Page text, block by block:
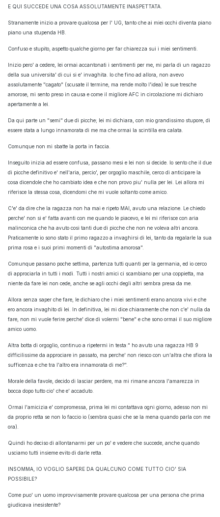
E QUI SUCCEDE UNA COSA ASSOLUTAMENTE INASPETTATA.
Stranamente inizio a provare qualcosa per l' UG, tanto che ai miei occhi diventa piano
piano una stupenda HB.
Confuso e stupito, aspetto qualche giorno per far chiarezza sui i miei sentimenti.
Inizio pero' a cedere, lei ormai accantonati i sentimenti per me, mi parla di un ragazzo
della sua universita' di cui si e' invaghita. Io che fino ad allora, non avevo
assolutamente "cagato" (scusate il termine, ma rende molto l'idea) le sue tresche
amorose, mi sento preso in causa e come il migliore AFC in circolazione mi dichiaro
apertamente a lei.
Da qui parte un "semi" due di picche; lei mi dichiara, con mio grandissimo stupore, di
essere stata a lungo innamorata di me ma che ormai la scintilla era calata.
Comunque non mi sbatte la porta in faccia.
Inseguito inizia ad essere confusa, passano mesi e lei non si decide. Io sento che il due
di picche definitivo e' nell'aria, percio', per orgoglio maschile, cerco di anticipare la
cosa dicendole che ho cambiato idea e che non provo piu' nulla per lei. Lei allora mi
riferisce la stessa cosa, dicendomi che mi vuole soltanto come amico.
C'e' da dire che la ragazza non ha mai e ripeto MAI, avuto una relazione. Le chiedo
perche' non si e' fatta avanti con me quando le piacevo, e lei mi riferisce con aria
malinconica che ha avuto cosi tanti due di picche che non ne voleva altri ancora.
Praticamente io sono stato il primo ragazzo a invaghirsi di lei, tanto da regalarle la sua
prima rosa e i suoi primi momenti di "autostima amorosa".
Comunque passano poche settima, partenza tutti quanti per la germania, ed io cerco
di approciarla in tutti i modi. Tutti i nostri amici ci scambiano per una coppietta, ma
niente da fare lei non cede, anche se agli occhi degli altri sembra presa da me.
Allora senza saper che fare, le dichiaro che i miei sentimenti erano ancora vivi e che
ero ancora invaghito di lei. In definitiva, lei mi dice chiaramente che non c'e' nulla da
fare, non mi vuole ferire perche' dice di volermi "bene" e che sono ormai il suo migliore
amico uomo.
Altra botta di orgoglio, continuo a ripetermi in testa:" ho avuto una ragazza HB 9
difficilissime da approciare in passato, ma perche' non riesco con un'altra che sfiora la
sufficenza e che tra l'altro era innamorata di me?".
Morale della favole, decido di lasciar perdere, ma mi rimane ancora l'amarezza in
bocca dopo tutto cio' che e' accaduto.
Ormai l'amicizia e' compromessa, prima lei mi contattava ogni giorno, adesso non mi
da proprio retta se non lo faccio io (sembra quasi che se la mena quando parla con me
ora).
Quindi ho deciso di allontanarmi per un po' e vedere che succede, anche quando
usciamo tutti insieme evito di darle retta.
INSOMMA, IO VOGLIO SAPERE DA QUALCUNO COME TUTTO CIO' SIA
POSSIBILE?
Come puo' un uomo improvvisamente provare qualcosa per una persona che prima
giudicava inesistente?